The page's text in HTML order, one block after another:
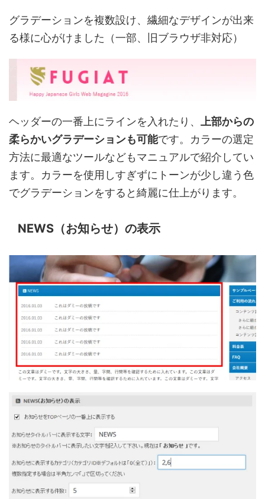
グラデーションを複数設け、繊細なデザインが出来
る様に心がけました（一部、旧ブラウザ非対応）
ヘッダーの一番上にラインを入れたり、
上部からの
柔らかいグラデーションも可能です。カラーの選定
方法に最適なツールなどもマニュアルで紹介してい
ます。カラーを使用しすぎずにトーンが少し違う色
でグラデーションをすると綺麗に仕上がります。
NEWS（お知らせ）の表示